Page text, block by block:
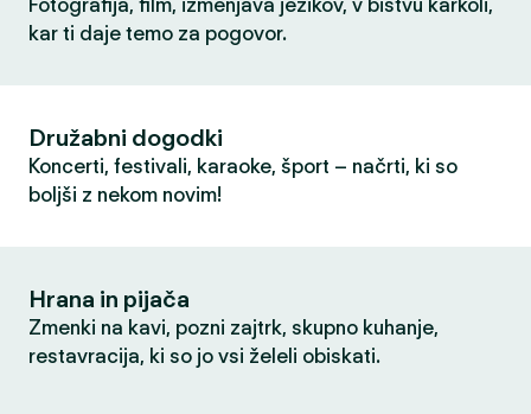
Fotografija, film, izmenjava jezikov, v bistvu karkoli,
kar ti daje temo za pogovor.
Družabni dogodki
Koncerti, festivali, karaoke, šport – načrti, ki so
boljši z nekom novim!
Hrana in pijača
Zmenki na kavi, pozni zajtrk, skupno kuhanje,
restavracija, ki so jo vsi želeli obiskati.